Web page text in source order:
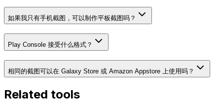
如果我只有手机截图，可以制作平板截图吗？
Play Console 接受什么格式？
相同的截图可以在 Galaxy Store 或 Amazon Appstore 上使用吗？
Related tools